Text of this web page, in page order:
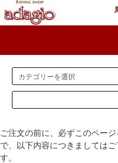
ご注文の前に、必ずこのペー
で、以下内容につきましては
す。